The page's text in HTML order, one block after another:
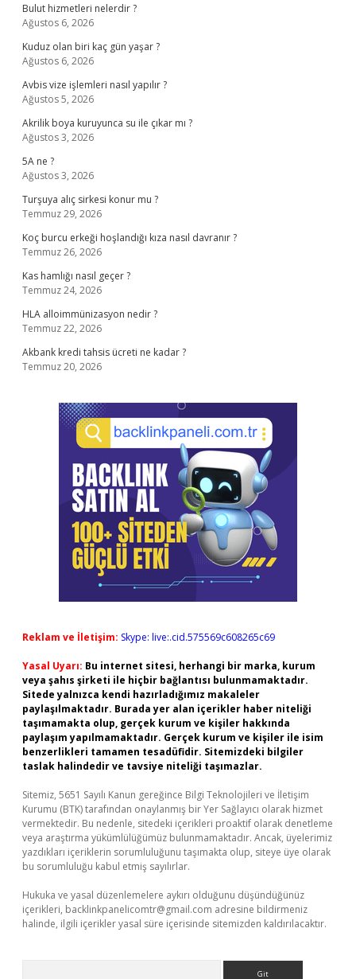
Bulut hizmetleri nelerdir ?
Ağustos 6, 2026
Kuduz olan biri kaç gün yaşar ?
Ağustos 6, 2026
Avbis vize işlemleri nasıl yapılır ?
Ağustos 5, 2026
Akrilik boya kuruyunca su ile çıkar mı ?
Ağustos 3, 2026
5A ne ?
Ağustos 3, 2026
Turşuya alıç sirkesi konur mu ?
Temmuz 29, 2026
Koç burcu erkeği hoşlandığı kıza nasıl davranır ?
Temmuz 26, 2026
Kas hamlığı nasıl geçer ?
Temmuz 24, 2026
HLA alloimmünizasyon nedir ?
Temmuz 22, 2026
Akbank kredi tahsis ücreti ne kadar ?
Temmuz 20, 2026
Reklam ve İletişim: Skype: live:.cid.575569c608265c69
Yasal Uyarı: Bu internet sitesi, herhangi bir marka, kurum
veya şahıs şirketi ile hiçbir bağlantısı bulunmamaktadır.
Sitede yalnızca kendi hazırladığımız makaleler
paylaşılmaktadır. Burada yer alan içerikler haber niteliği
taşımamakta olup, gerçek kurum ve kişiler hakkında
paylaşım yapılmamaktadır. Gerçek kurum ve kişiler ile isim
benzerlikleri tamamen tesadüfidir. Sitemizdeki bilgiler
taslak halindedir ve tavsiye niteliği taşımazlar.
Sitemiz, 5651 Sayılı Kanun gereğince Bilgi Teknolojileri ve İletişim
Kurumu (BTK) tarafından onaylanmış bir Yer Sağlayıcı olarak hizmet
vermektedir. Bu nedenle, sitedeki içerikleri proaktif olarak denetleme
veya araştırma yükümlülüğümüz bulunmamaktadır. Ancak, üyelerimiz
yazdıkları içeriklerin sorumluluğunu taşımakta olup, siteye üye olarak
bu sorumluluğu kabul etmiş sayılırlar.
Hukuka ve yasal düzenlemelere aykırı olduğunu düşündüğünüz
içerikleri, backlinkpanelicomtr@gmail.com adresine bildirmeniz
halinde, ilgili içerikler yasal süre içerisinde sitemizden kaldırılacaktır.